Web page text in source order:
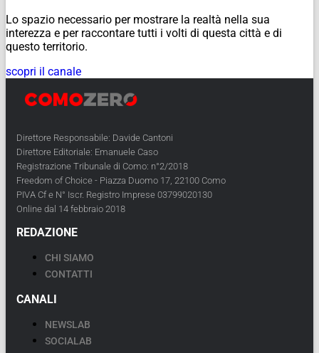
Lo spazio necessario per mostrare la realtà nella sua
interezza e per raccontare tutti i volti di questa città e di
questo territorio.
scopri il canale
Direttore Responsabile: Davide Cantoni
Direttore Editoriale: Emanuele Caso
Registrazione Tribunale di Como: n°2/2018
Freedom of Choice - Piazza Duomo 17, 22100 Como
PIVA Cf e N° Iscr. Registro Imprese 03799020130
Online dal 14 febbraio 2018
REDAZIONE
CHI SIAMO
CONTATTI
CANALI
NEWSLAB
SOCIALAB